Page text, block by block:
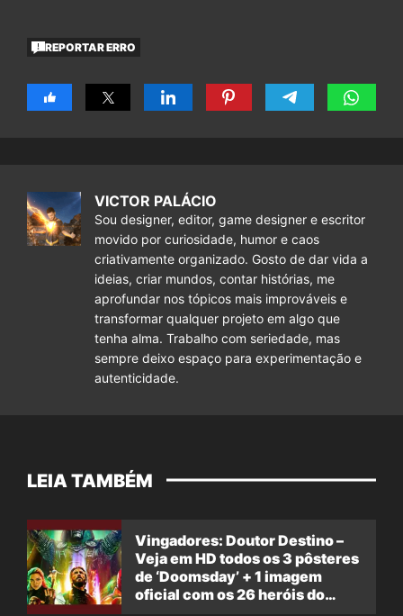
REPORTAR ERRO
VICTOR PALÁCIO
Sou designer, editor, game designer e escritor
movido por curiosidade, humor e caos
criativamente organizado. Gosto de dar vida a
ideias, criar mundos, contar histórias, me
aprofundar nos tópicos mais improváveis e
transformar qualquer projeto em algo que
tenha alma. Trabalho com seriedade, mas
sempre deixo espaço para experimentação e
autenticidade.
LEIA TAMBÉM
Vingadores: Doutor Destino –
Veja em HD todos os 3 pôsteres
de ‘Doomsday’ + 1 imagem
oficial com os 26 heróis do